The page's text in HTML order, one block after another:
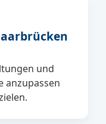
und
anzupassen